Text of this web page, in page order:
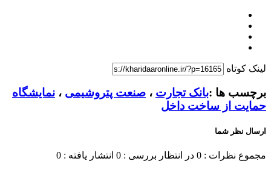
لینک کوتاه
برچسب ها :بانک تجارت ، صنعت پتروشیمی ، نمایشگاه
حمایت از ساخت داخل
ارسال نظر شما
مجموع نظرات : 0 در انتظار بررسی : 0 انتشار یافته : 0